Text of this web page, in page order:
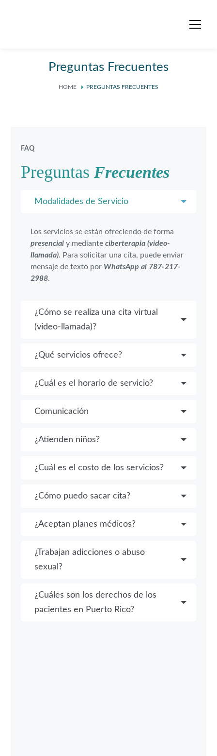
Preguntas Frecuentes
HOME PREGUNTAS FRECUENTES
FAQ
Preguntas Frecuentes
Modalidades de Servicio
Los servicios se están ofreciendo de forma
presencial y mediante ciberterapia (video-
llamada). Para solicitar una cita, puede enviar
mensaje de texto por WhatsApp al 787-217-
2988.
¿Cómo se realiza una cita virtual
(video-llamada)?
¿Qué servicios ofrece?
¿Cuál es el horario de servicio?
Comunicación
¿Atienden niños?
¿Cuál es el costo de los servicios?
¿Cómo puedo sacar cita?
¿Aceptan planes médicos?
¿Trabajan adicciones o abuso
sexual?
¿Cuáles son los derechos de los
pacientes en Puerto Rico?